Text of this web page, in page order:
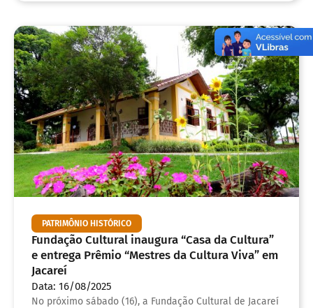
PATRIMÔNIO HISTÓRICO
Fundação Cultural inaugura “Casa da Cultura”
e entrega Prêmio “Mestres da Cultura Viva” em
Jacareí
Data: 16/08/2025
No próximo sábado (16), a Fundação Cultural de Jacareí